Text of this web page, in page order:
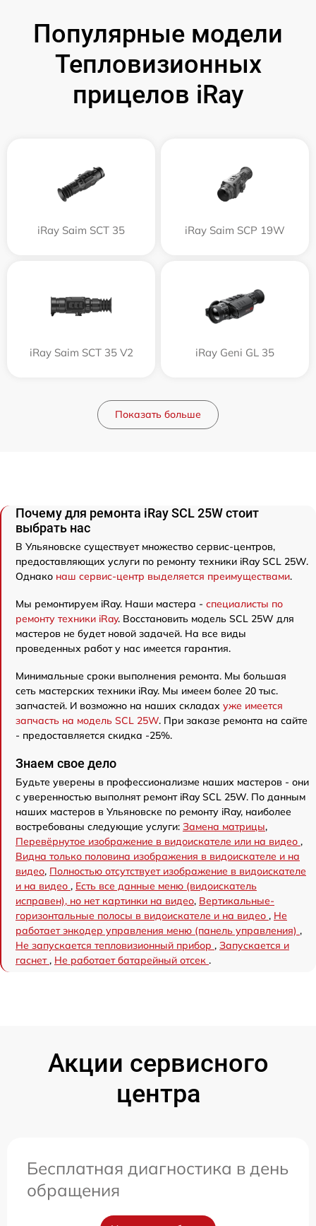
Популярные модели
Тепловизионных
прицелов iRay
iRay Saim SCT 35 iRay Saim SCP 19W
iRay Saim SCT 35 V2 iRay Geni GL 35
Показать больше
Почему для ремонта iRay SCL 25W стоит
выбрать нас
В Ульяновске существует множество сервис-центров,
предоставляющих услуги по ремонту техники iRay SCL 25W.
Однако наш сервис-центр выделяется преимуществами.
Мы ремонтируем iRay. Наши мастера - специалисты по
ремонту техники iRay. Восстановить модель SCL 25W для
мастеров не будет новой задачей. На все виды
проведенных работ у нас имеется гарантия.
Минимальные сроки выполнения ремонта. Мы большая
сеть мастерских техники iRay. Мы имеем более 20 тыс.
запчастей. И возможно на наших складах уже имеется
запчасть на модель SCL 25W. При заказе ремонта на сайте
- предоставляется скидка -25%.
Знаем свое дело
Будьте уверены в профессионализме наших мастеров - они
с уверенностью выполнят ремонт iRay SCL 25W. По данным
наших мастеров в Ульяновске по ремонту iRay, наиболее
востребованы следующие услуги: Замена матрицы,
Перевёрнутое изображение в видоискателе или на видео ,
Видна только половина изображения в видоискателе и на
видео, Полностью отсутствует изображение в видоискателе
и на видео , Есть все данные меню (видоискатель
исправен), но нет картинки на видео, Вертикальные-
горизонтальные полосы в видоискателе и на видео , Не
работает энкодер управления меню (панель управления) ,
Не запускается тепловизионный прибор , Запускается и
гаснет , Не работает батарейный отсек .
Акции сервисного
центра
Бесплатная диагностика в день
обращения